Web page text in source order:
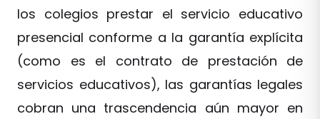
los colegios prestar el servicio educativo
presencial conforme a la garantía explícita
(como es el contrato de prestación de
servicios educativos), las garantías legales
cobran una trascendencia aún mayor en